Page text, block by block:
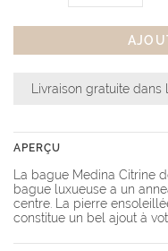
Livraison gratuite dans
APERÇU
La bague Medina Citrine
bague luxueuse a un
centre. La pierre
constitue un bel ajout à